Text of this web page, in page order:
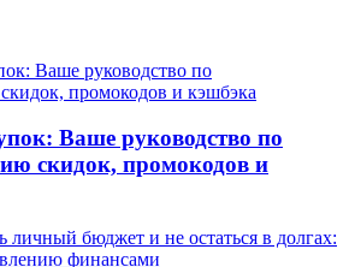
Ваше руководство по
скидок, промокодов и